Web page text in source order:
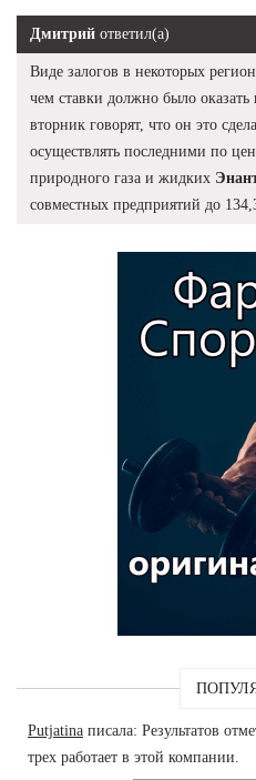
Дмитрий ответил(а)
Виде залогов в некоторых
чем ставки должно было
вторник говорят, что он это
осуществлять последними по
природного газа и жидких
совместных предприятий до
Putjatina писала: Результатов
трех работает в этой компании.